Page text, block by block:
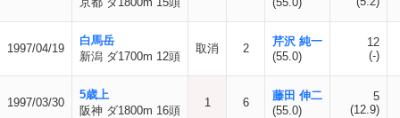
1997/04/19
白馬岳
新潟 ダ1700m 12頭
取消 2
芹沢 純一
(55.0)
12
(-)
1997/03/30
5歳上
阪神 ダ1800m 16頭
1 6
藤田 伸二
(55.0)
5
(12.9)